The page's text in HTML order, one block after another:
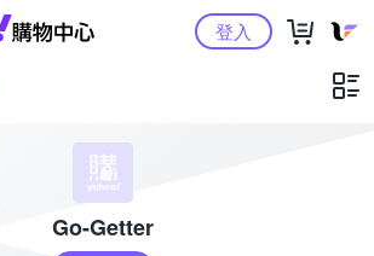
Yahoo購物中心登入
Go-Getter